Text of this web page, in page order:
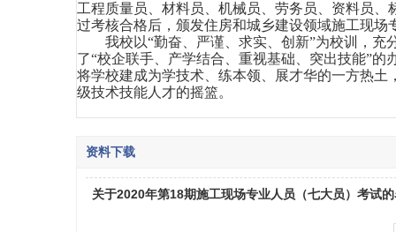
工程质量员、材料员、机械员、劳务员、资料员、
过考核合格后，颁发住房和城乡建设领域施工现场
我校以“勤奋、严谨、求实、创新”为校训，充
了“校企联手、产学结合、重视基础、突出技能”的
将学校建成为学技术、练本领、展才华的一方热土
级技术技能人才的摇篮。
资料下载
关于2020年第18期施工现场专业人员（七大员）考试